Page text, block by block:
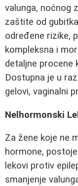
valunga, noćnog
zaštite od
određene rizike,
kompleksna i
detaljne procene
Dostupna je u
gelovi, vaginalni
Nelhormonski
Za žene koje ne
hormone,
lekovi protiv
smanjenje